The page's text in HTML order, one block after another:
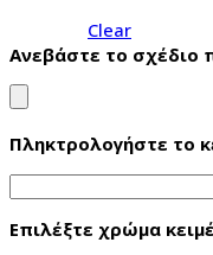
Clear
Ανεβάστε το σχέδιο
Πληκτρολογήστε το
Επιλέξτε χρώμα